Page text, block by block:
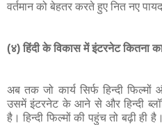
वर्तमान को बेहतर करते हुए नित नए
(४) हिंदी के विकास में इंटरनेट कितना
अब तक जो कार्य सिर्फ हिन्‍दी
उसमें इंटरनेट के आने से और हिन्‍दी
है। हिन्‍दी फिल्‍मों की पहुंच तो बढ़ी ही